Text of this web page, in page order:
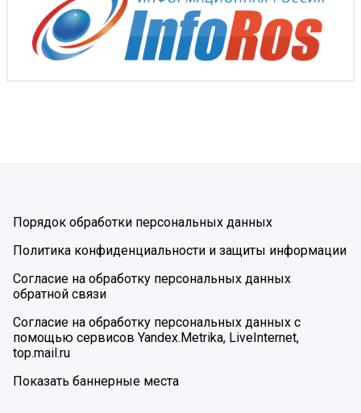
Порядок обработки персональных данных
Политика конфиденциальности и защиты информации
Согласие на обработку персональных данных
обратной связи
Согласие на обработку персональных данных с
помощью сервисов Yandex.Metrika, LiveInternet,
top.mail.ru
Показать баннерные места